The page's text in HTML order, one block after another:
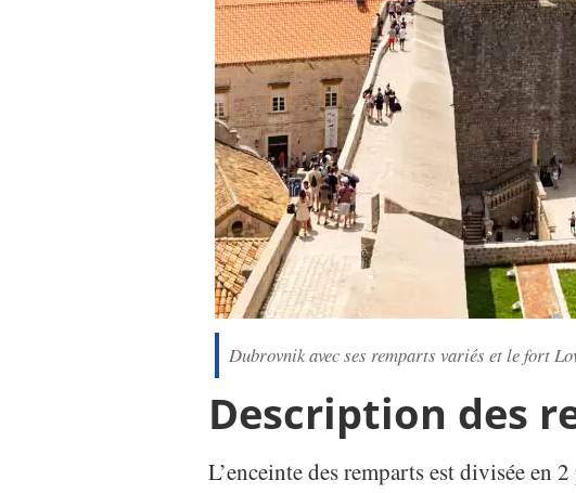
Dubrovnik avec ses remparts variés et le fort
Description des
L’enceinte des remparts est divisée en